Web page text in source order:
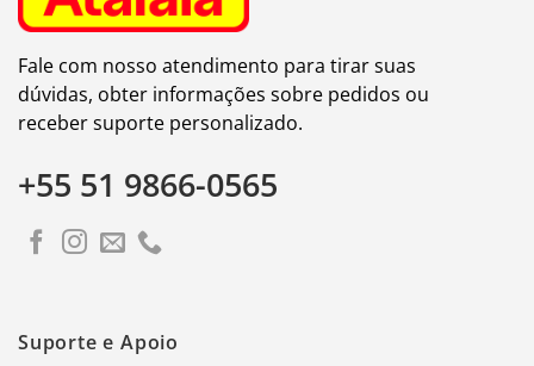
Fale com nosso atendimento para tirar suas
dúvidas, obter informações sobre pedidos ou
receber suporte personalizado.
+55 51 9866-0565
Suporte e Apoio